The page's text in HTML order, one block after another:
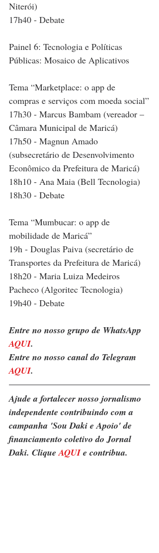
Niterói)
17h40 - Debate
Painel 6: Tecnologia e Políticas
Públicas: Mosaico de Aplicativos
Tema “Marketplace: o app de
compras e serviços com moeda social”
17h30 - Marcus Bambam (vereador –
Câmara Municipal de Maricá)
17h50 - Magnun Amado
(subsecretário de Desenvolvimento
Econômico da Prefeitura de Maricá)
18h10 - Ana Maia (Bell Tecnologia)
18h30 - Debate
Tema “Mumbucar: o app de
mobilidade de Maricá”
19h - Douglas Paiva (secretário de
Transportes da Prefeitura de Maricá)
18h20 - Maria Luiza Medeiros
Pacheco (Algoritec Tecnologia)
19h40 - Debate
Entre no nosso grupo de WhatsApp
AQUI.
Entre no nosso canal do Telegram
AQUI.
Ajude a fortalecer nosso jornalismo
independente contribuindo com a
campanha 'Sou Daki e Apoio' de
financiamento coletivo do Jornal
Daki. Clique AQUI e contribua.